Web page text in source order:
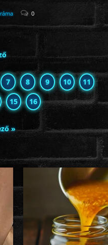
0
7 8 9 10 11
15 16
»